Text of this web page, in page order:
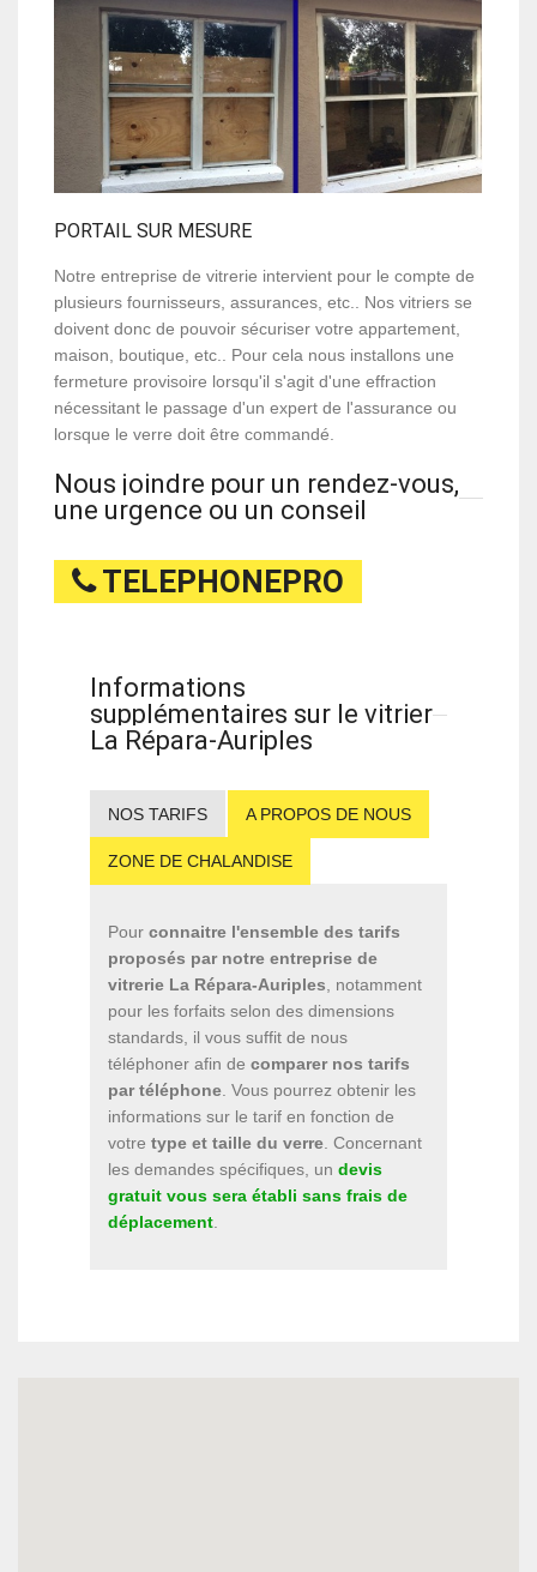
PORTAIL SUR MESURE
Notre entreprise de vitrerie intervient pour le compte de
plusieurs fournisseurs, assurances, etc.. Nos vitriers se
doivent donc de pouvoir sécuriser votre appartement,
maison, boutique, etc.. Pour cela nous installons une
fermeture provisoire lorsqu'il s'agit d'une effraction
nécessitant le passage d'un expert de l'assurance ou
lorsque le verre doit être commandé.
Nous joindre pour un rendez-vous,
une urgence ou un conseil
TELEPHONEPRO
Informations
supplémentaires sur le vitrier
La Répara-Auriples
NOS TARIFS A PROPOS DE NOUS
ZONE DE CHALANDISE
Pour connaitre l'ensemble des tarifs
proposés par notre entreprise de
vitrerie La Répara-Auriples , notamment
pour les forfaits selon des dimensions
standards, il vous suffit de nous
téléphoner afin de comparer nos tarifs
par téléphone . Vous pourrez obtenir les
informations sur le tarif en fonction de
votre type et taille du verre . Concernant
les demandes spécifiques, un devis
gratuit vous sera établi sans frais de
déplacement